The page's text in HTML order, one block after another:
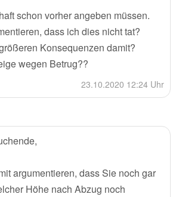
schon vorher angeben müssen.
dass ich dies nicht tat?
Konsequenzen damit?
wegen Betrug??
23.10.2020 12:24 Uhr
argumentieren, dass Sie noch gar
Höhe nach Abzug noch